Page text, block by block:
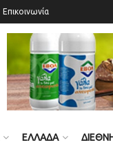
Επικοινωνία
ΕΛΛΑΔΑ